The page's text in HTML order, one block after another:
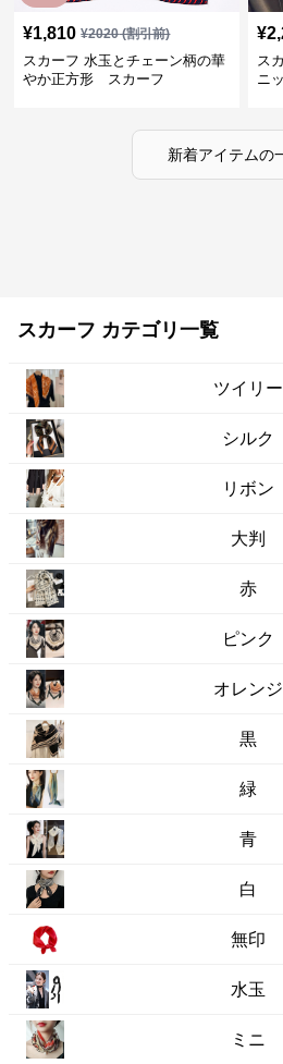
¥1,810 ¥2020(割引前)
スカーフ 水玉とチェーン柄の華
やか正方形 スカーフ
¥
ス
ニ
新着アイテムの
スカーフ カテゴリ一覧
ツイリー
シルク
リボン
大判
赤
ピンク
オレンジ
黒
緑
青
白
無印
水玉
ミニ